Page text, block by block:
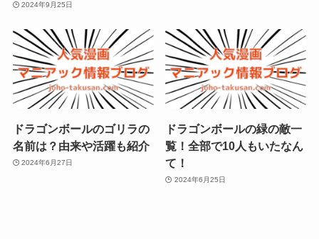
2024年9月25日
ドラゴンボールのゴリラの
名前は？由来や活躍も紹介
2024年6月27日
ドラゴンボールの緑の敵一
覧！全部で10人もいたなん
て！
2024年6月25日